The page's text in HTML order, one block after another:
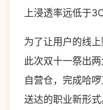
上浸透率远低于
为了让用户的线
此次双十一祭出
自营仓，完成哈
送达的职业新形